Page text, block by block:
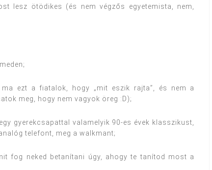
lesz ötödikes (és nem végzős egyetemista, nem,
ezt a fiatalok, hogy „mit eszik rajta”, és nem a
meg, hogy nem vagyok öreg :D);
gyerekcsapattal valamelyik 90-es évek klasszikust,
telefont, meg a walkmant;
fog neked betanítani úgy, ahogy te tanítod most a